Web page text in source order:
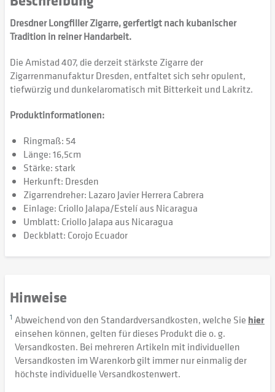
Dresdner Longfiller Zigarre, gerfertigt nach kubanischer
Tradition in reiner Handarbeit.
Die Amistad 407, die derzeit stärkste Zigarre der
Zigarrenmanufaktur Dresden, entfaltet sich sehr opulent,
tiefwürzig und dunkelaromatisch mit Bitterkeit und Lakritz.
Produktinformationen:
Ringmaß: 54
Länge: 16,5cm
Stärke: stark
Herkunft: Dresden
Zigarrendreher: Lazaro Javier Herrera Cabrera
Einlage: Criollo Jalapa/Estelí aus Nicaragua
Umblatt: Criollo Jalapa aus Nicaragua
Deckblatt: Corojo Ecuador
Hinweise
1 Abweichend von den Standardversandkosten, welche Sie hier
einsehen können, gelten für dieses Produkt die o. g.
Versandkosten. Bei mehreren Artikeln mit individuellen
Versandkosten im Warenkorb gilt immer nur einmalig der
höchste individuelle Versandkostenwert.